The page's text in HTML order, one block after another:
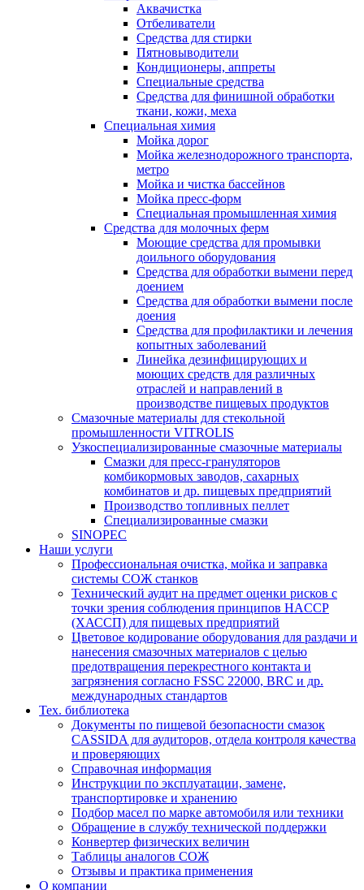
Аквачистка
Отбеливатели
Средства для стирки
Пятновыводители
Кондиционеры, аппреты
Специальные средства
Средства для финишной обработки
ткани, кожи, меха
Специальная химия
Мойка дорог
Мойка железнодорожного транспорта,
метро
Мойка и чистка бассейнов
Мойка пресс-форм
Специальная промышленная химия
Средства для молочных ферм
Моющие средства для промывки
доильного оборудования
Средства для обработки вымени перед
доением
Средства для обработки вымени после
доения
Средства для профилактики и лечения
копытных заболеваний
Линейка дезинфицирующих и
моющих средств для различных
отраслей и направлений в
производстве пищевых продуктов
Смазочные материалы для стекольной
промышленности VITROLIS
Узкоспециализированные смазочные материалы
Смазки для пресс-грануляторов
комбикормовых заводов, сахарных
комбинатов и др. пищевых предприятий
Производство топливных пеллет
Специализированные смазки
SINOPEC
Наши услуги
Профессиональная очистка, мойка и заправка
системы СОЖ станков
Технический аудит на предмет оценки рисков с
точки зрения соблюдения принципов HACCP
(ХАССП) для пищевых предприятий
Цветовое кодирование оборудования для раздачи и
нанесения смазочных материалов с целью
предотвращения перекрестного контакта и
загрязнения согласно FSSC 22000, BRC и др.
международных стандартов
Тех. библиотека
Документы по пищевой безопасности смазок
CASSIDA для аудиторов, отдела контроля качества
и проверяющих
Справочная информация
Инструкции по эксплуатации, замене,
транспортировке и хранению
Подбор масел по марке автомобиля или техники
Обращение в службу технической поддержки
Конвертер физических величин
Таблицы аналогов СОЖ
Отзывы и практика применения
О компании